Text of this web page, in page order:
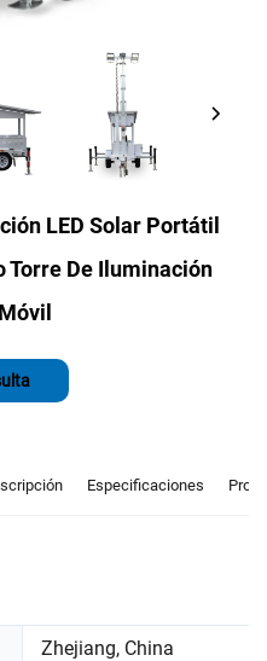
LED Solar Portátil
Torre De Iluminación
Especificaciones
Zhejiang, China